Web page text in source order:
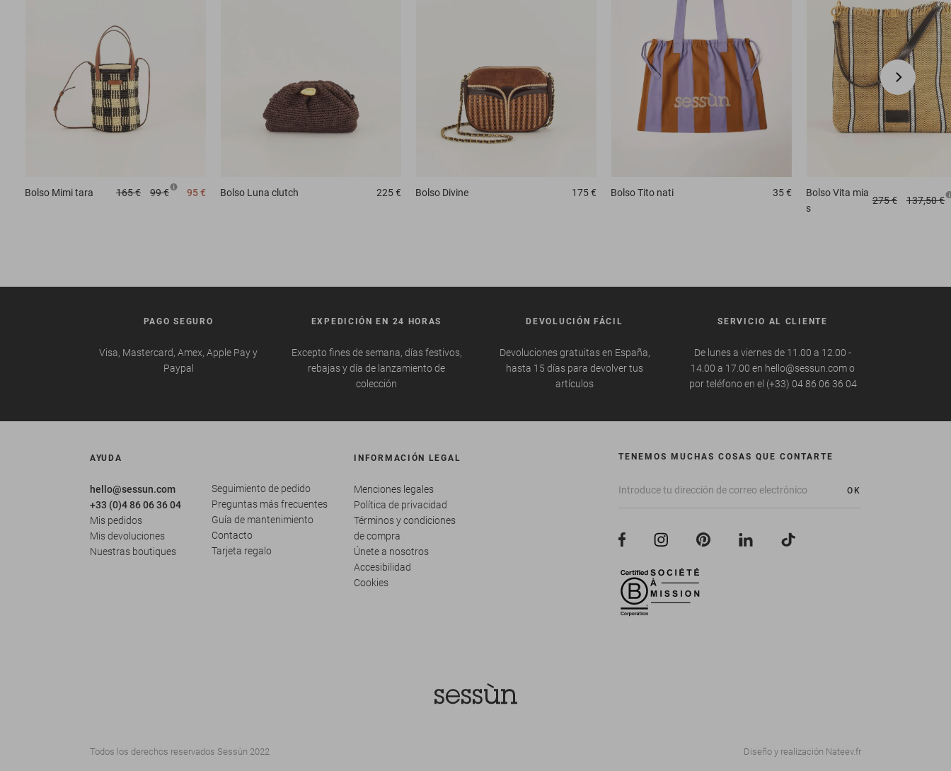
Bolso Mimi tara 165 € 99 € 95 € Bolso Luna clutch 225 € Bolso Divine 175 € BolsoTito nati 35 € Bolso Vita mia
s
275 € 137,50 €
PAGO SEGURO
Visa, Mastercard, Amex, Apple Pay y
Paypal
EXPEDICIÓN EN 24 HORAS
Excepto fines de semana, días festivos,
rebajas y día de lanzamiento de
colección
DEVOLUCIÓN FÁCIL
Devoluciones gratuitas en España,
hasta 15 días para devolver tus
artículos
SERVICIO AL CLIENTE
De lunes a viernes de 11.00 a 12.00 -
14.00 a 17.00 en hello@sessun.com o
por teléfono en el (+33) 04 86 06 36 04
AYUDA
hello@sessun.com
+33 (0)4 86 06 36 04
Mis pedidos
Mis devoluciones
Nuestras boutiques
Seguimiento de pedido
Preguntas más frecuentes
Guía de mantenimiento
Contacto
Tarjeta regalo
INFORMACIÓN LEGAL
Menciones legales
Política de privacidad
Términos y condiciones
de compra
Únete a nosotros
Accesibilidad
Cookies
TENEMOS MUCHAS COSAS QUE CONTARTE
OK
Todos los derechos reservados Sessùn 2022 Diseño y realización Nateev.fr